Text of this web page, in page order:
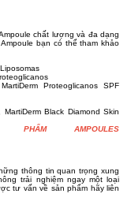
chất lượng và đa dạng
bạn có thể tham khảo
Proteoglicanos SPF
Black Diamond Skin
AMPOULES
thông tin quan trọng xung
trải nghiệm ngay một loại
tư vấn về sản phẩm hãy liên